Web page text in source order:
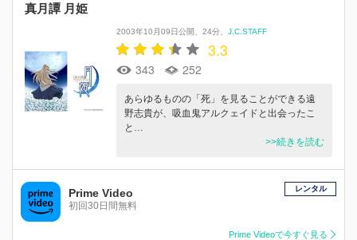
真月譚 月姫
2003年10月09日公開 24分 J.C.STAFF
3.3
343 252
あらゆるものの「死」を見ることができる遠
野志貴が、吸血鬼アルクェイドと出会ったこ
と…
>>続きを読む
Prime Video
初回30日間無料
レンタル
Prime Videoで今すぐ見る